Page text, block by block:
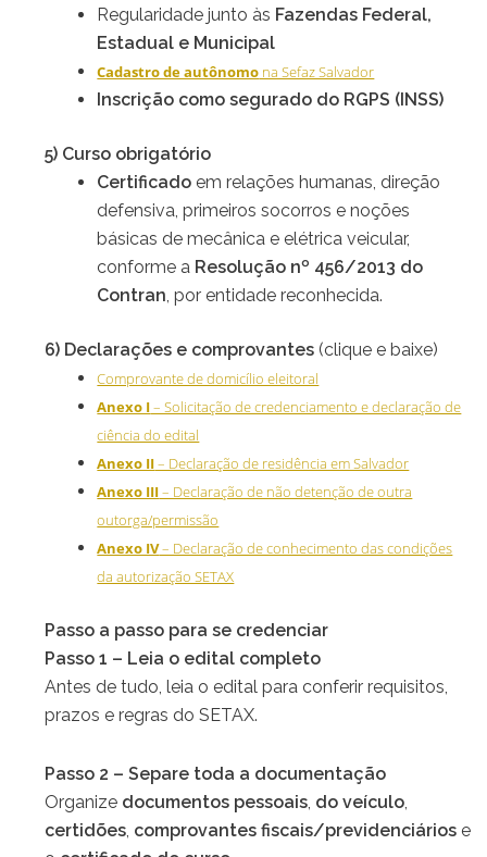
Regularidade junto às Fazendas Federal,
Estadual e Municipal
Cadastro de autônomo na Sefaz Salvador
Inscrição como segurado do RGPS (INSS)
5) Curso obrigatório
Certificado em relações humanas, direção
defensiva, primeiros socorros e noções
básicas de mecânica e elétrica veicular,
conforme a Resolução nº 456/2013 do
Contran, por entidade reconhecida.
6) Declarações e comprovantes (clique e baixe)
Comprovante de domicílio eleitoral
Anexo I– Solicitação de credenciamento e declaração de
ciência do edital
Anexo II– Declaração de residência em Salvador
Anexo III– Declaração de não detenção de outra
outorga/permissão
Anexo IV– Declaração de conhecimento das condições
da autorização SETAX
Passo a passo para se credenciar
Passo 1 – Leia o edital completo
Antes de tudo, leia o edital para conferir requisitos,
prazos e regras do SETAX.
Passo 2 – Separe toda a documentação
Organize documentos pessoais, do veículo,
certidões, comprovantes fiscais/previdenciários e